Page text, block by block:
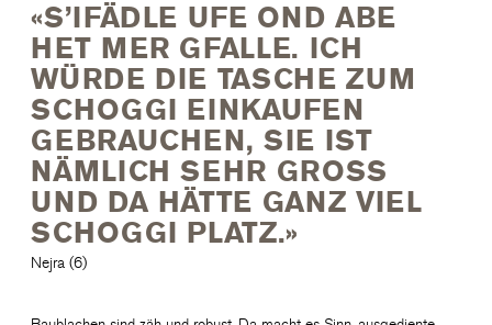
«S’IFÄDLE UFE OND ABE
HET MER GFALLE. ICH
WÜRDE DIE TASCHE ZUM
SCHOGGI EINKAUFEN
GEBRAUCHEN, SIE IST
NÄMLICH SEHR GROSS
UND DA HÄTTE GANZ VIEL
SCHOGGI PLATZ.»
Nejra (6)